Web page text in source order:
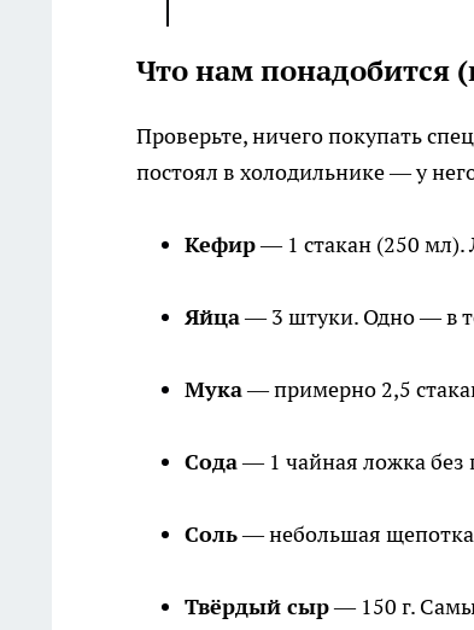
Что нам понадобится
Проверьте, ничего покупать
постоял в холодильнике — у
Кефир— 1 стакан (250
Яйца— 3 штуки. Одно — в
Мука— примерно 2,5
Сода— 1 чайная ложка без
Соль— небольшая
Твёрдый сыр— 150 г.